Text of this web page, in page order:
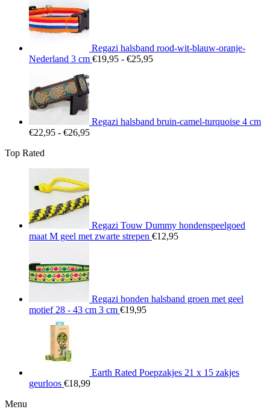
tot
€26,95
Regazi halsband rood-wit-blauw-oranje-
Nederland 3 cm €19,95 - €25,95Prijsklasse:
Regazi halsband bruin-camel-turquoise 4 cm
€22,95 - €26,95Prijsklasse:
Top Rated
Regazi Touw Dummy hondenspeelgoed
maat M geel met zwarte strepen €12,95
Regazi honden halsband groen met geel
motief 28 - 43 cm 3 cm €19,95
Earth Rated Poepzakjes 21 x 15 zakjes
geurloos €18,99
Menu